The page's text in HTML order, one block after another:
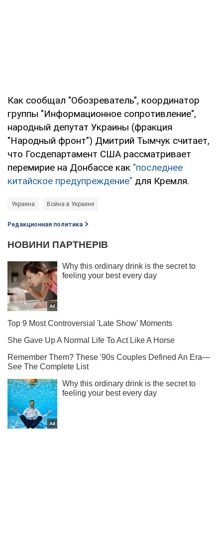
Как сообщал "Обозреватель", координатор
группы "Информационное сопротивление",
народный депутат Украины (фракция
"Народный фронт") Дмитрий Тымчук считает,
что Госдепартамент США рассматривает
перемирие на Донбассе как "последнее
китайское предупреждение" для Кремля.
Украина Война в Украине
Редакционная политика